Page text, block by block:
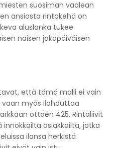
suosiman vaalean
ansiosta rintakehä on
aluslanka tukee
naisen jokapäiväisen
että tämä malli ei vain
myös ilahduttaa
ottaen 425. Rintaliivit
asiakkailta, jotka
ilonsa herkistä